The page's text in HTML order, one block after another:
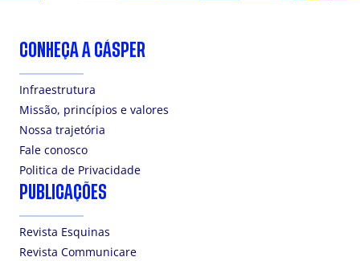
CONHEÇA A CÁSPER
Infraestrutura
Missão, princípios e valores
Nossa trajetória
Fale conosco
Politica de Privacidade
PUBLICAÇÕES
Revista Esquinas
Revista Communicare